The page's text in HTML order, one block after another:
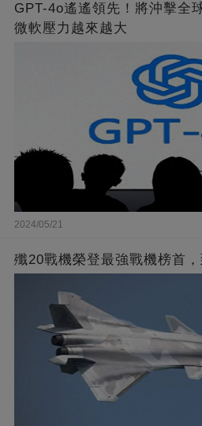
GPT-4o遙遙領先！將沖擊全
微軟壓力越來越大
2024/05/21
殲20戰機榮登最強戰機榜首